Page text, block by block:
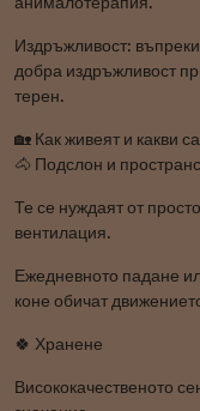
Издръжливост:
добра издръжливост
терен.
🏡 Как живеят и какви
🐴 Подслон и
Те се нуждаят от
вентилация.
Ежедневното падане
коне обичат
🍀 Хранене
Висококачественото